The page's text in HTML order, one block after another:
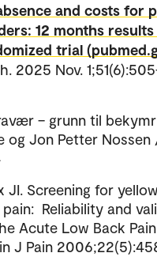
and costs for
12 months
trial
2025 Nov.
– grunn til
og Jon Petter
JI. Screening for
Reliability and
Acute Low Back Pain
J Pain